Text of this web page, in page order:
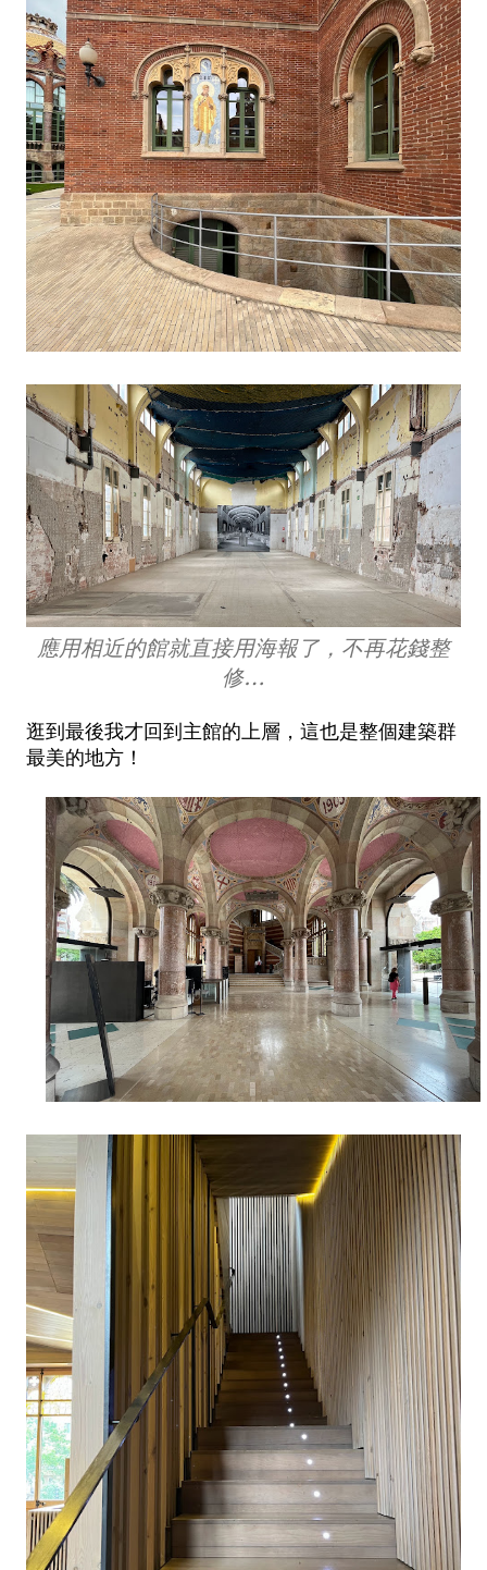
應用相近的館就直接用海報了，不再花錢整
修…
逛到最後我才回到主館的上層，這也是整個建築群
最美的地方！